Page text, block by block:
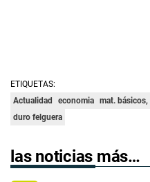
ETIQUETAS:
Actualidad
economia mat.
duro felguera
las noticias más…